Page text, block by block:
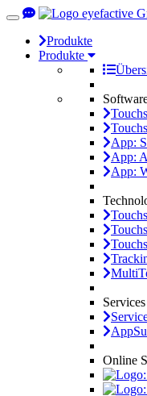
Toggle
navigationProdukte
Produkte
App:
App:
App:
Services
Online